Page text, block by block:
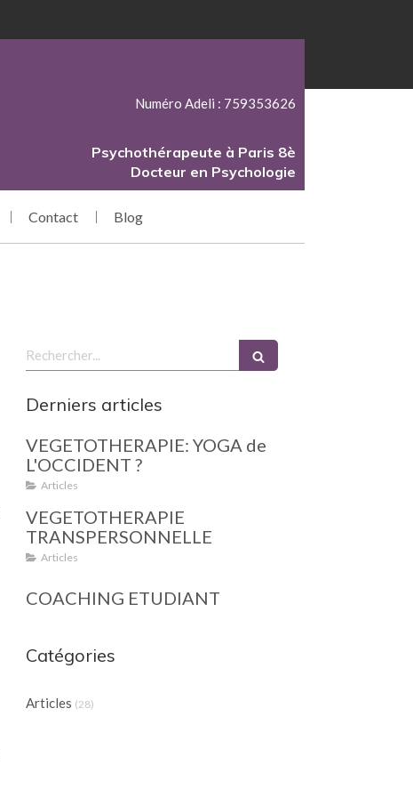
Numéro Adeli : 759353626
Psychothérapeute à Paris 8è
Docteur en Psychologie
Contact Blog
Rechercher
Derniers articles
VEGETOTHERAPIE: YOGA de
L'OCCIDENT ?
Articles
VEGETOTHERAPIE
TRANSPERSONNELLE
Articles
COACHING ETUDIANT
Catégories
Articles (28)